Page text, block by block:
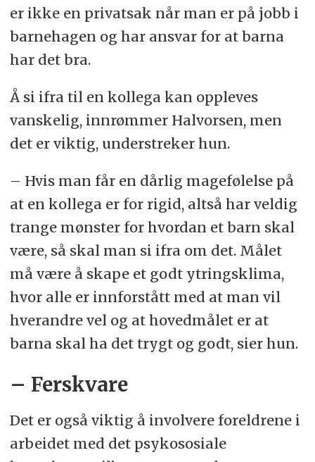
Dersom en som arbeider i
barnehagen, får mistanke om eller
kjennskap til at en annen som
arbeider i barnehagen, krenker et
barn med for eksempel utestenging,
mobbing, vold, diskriminering eller
straks melde fra til barnehagens
styrer. Styreren skal melde fra til
barnehageeieren.
Dersom en som arbeider i
barnehagen, får mistanke om eller
kjennskap til at styreren i
barnehagen krenker et barn med for
vold, diskriminering eller
melde fra til barnehageeieren
direkte.
er ikke en privatsak når man er på jobb i
barnehagen og har ansvar for at barna
har det bra.
Å si ifra til en kollega kan oppleves
vanskelig, innrømmer Halvorsen, men
det er viktig, understreker hun.
– Hvis man får en dårlig magefølelse på
at en kollega er for rigid, altså har veldig
trange mønster for hvordan et barn skal
være, så skal man si ifra om det. Målet
må være å skape et godt ytringsklima,
hvor alle er innforstått med at man vil
hverandre vel og at hovedmålet er at
barna skal ha det trygt og godt, sier hun.
– Ferskvare
Det er også viktig å involvere foreldrene i
arbeidet med det psykososiale